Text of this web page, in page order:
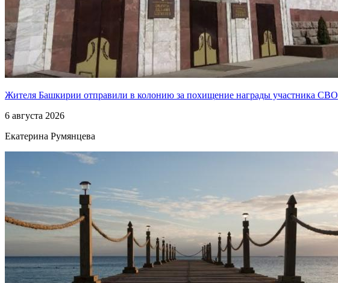
Жителя Башкирии отправили в колонию за похищение награды участника СВО
6 августа 2026
Екатерина Румянцева